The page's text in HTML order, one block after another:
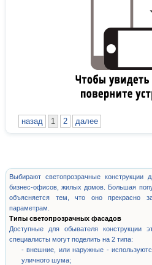
назад 1 2 далее
Выбирают светопрозрачные конструкции
бизнес-офисов, жилых домов. Большая
объясняется тем, что оно прекрасно
параметрам.
Типы светопрозрачных фасадов
Доступные для обывателя конструкции
специалисты могут поделить на 2 типа:
- внешние, или наружные -
уличного шума;